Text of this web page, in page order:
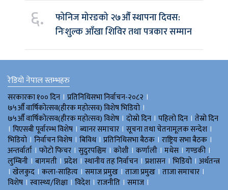
६.
फोनिज मोरङको २७औँ स्थापना दिवस:
निःशुल्क आँखा शिविर तथा पत्रकार सम्मान
रेडियो नेपाल स्तम्भहरु
सरकारका १०० दिन । प्रतिनिधिसभा निर्वाचन-२०८२ ।
७५औँ वार्षिकोत्सव(हीरक महोत्सव) विशेष भिडियाे ।
७५औँ वार्षिकोत्सव(हीरक महोत्सव) विशेष । दोस्रो दिन । पहिलो दिन । तेस्रो दिन
। पिएसबी पूर्वारम्भ विशेष । ब्यानर समाचार । सूचना तथा चेतनामूलक सन्देश ।
भिडियाे । निर्वाचन विशेष । बिविध। प्रतिनिधिसभा बैठक । राष्ट्रिय सभा बैठक ।
अन्तर्वार्ता । फोटो फिचर । सुदुरपश्चिम । काेशी । कर्णाली । मधेस । गण्डकी ।
लुम्बिनी । बागमती । प्रदेश । स्थानीय तह निर्वाचन । प्रशासन । भिडियो । अर्थतन्त्र
। खेलकुद । कला-साहित्य । समाज प्रमुख । ताजा प्रमुख । ताजा समाचार ।
विशेष । स्वास्थ्य/शिक्षा । विदेश । राजनीति । समाज ।